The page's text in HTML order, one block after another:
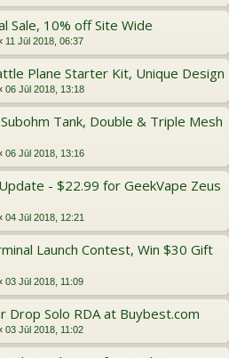
Sale, 10% off Site Wide
11 Jūl 2018, 06:37
Plane Starter Kit, Unique Design
06 Jūl 2018, 13:18
Tank, Double & Triple Mesh
06 Jūl 2018, 13:16
- $22.99 for GeekVape Zeus
04 Jūl 2018, 12:21
Launch Contest, Win $30 Gift
03 Jūl 2018, 11:09
Drop Solo RDA at Buybest.com
03 Jūl 2018, 11:02